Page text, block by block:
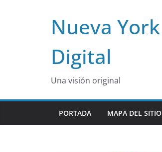
Nueva York
Digital
Una visión original
PORTADA MAPA DEL SITIO